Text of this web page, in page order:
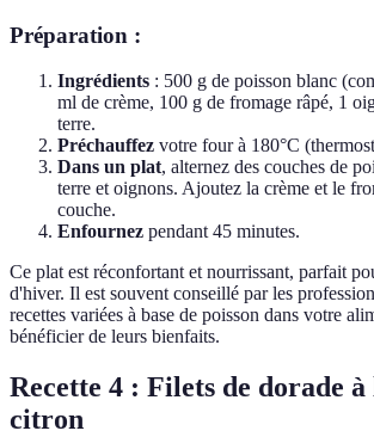
Préparation :
Ingrédients : 500 g de poisson blanc
ml de crème, 100 g de fromage râpé, 1
terre.
Préchauffez votre four à 180°C
Dans un plat, alternez des couches de
terre et oignons. Ajoutez la crème et le
couche.
Enfournez pendant 45 minutes.
Ce plat est réconfortant et nourrissant, parfait
d'hiver. Il est souvent conseillé par les
recettes variées à base de poisson dans votre
bénéficier de leurs bienfaits.
Recette 4 : Filets de dorade à
citron